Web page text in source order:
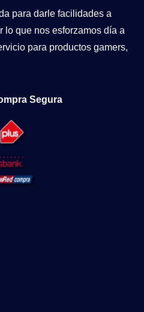
para darle facilidades a
lo que nos esforzamos día a
para productos gamers,
Segura